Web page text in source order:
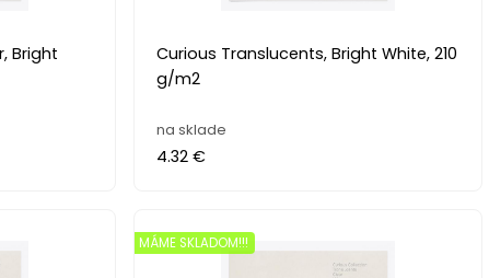
Bright
Curious Translucents, Bright White, 210
g/m2
na sklade
4.32 €
MÁME SKLADOM!!!